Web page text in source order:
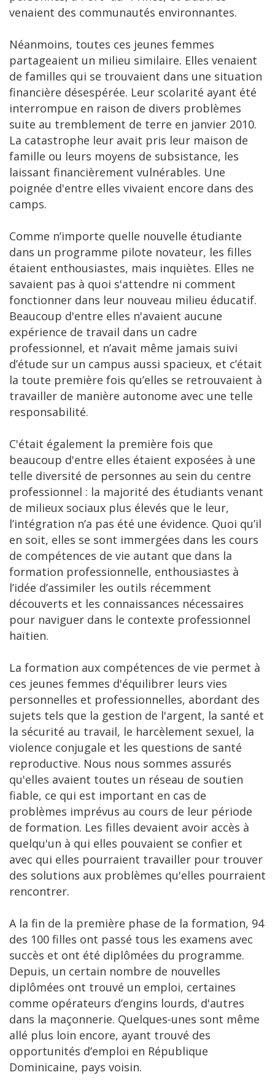
venaient des communautés environnantes.
Néanmoins, toutes ces jeunes femmes
partageaient un milieu similaire. Elles venaient
de familles qui se trouvaient dans une situation
financière désespérée. Leur scolarité ayant été
interrompue en raison de divers problèmes
suite au tremblement de terre en janvier 2010.
La catastrophe leur avait pris leur maison de
famille ou leurs moyens de subsistance, les
laissant financièrement vulnérables. Une
poignée d'entre elles vivaient encore dans des
camps.
Comme n’importe quelle nouvelle étudiante
dans un programme pilote novateur, les filles
étaient enthousiastes, mais inquiètes. Elles ne
savaient pas à quoi s'attendre ni comment
fonctionner dans leur nouveau milieu éducatif.
Beaucoup d'entre elles n'avaient aucune
expérience de travail dans un cadre
professionnel, et n’avait même jamais suivi
d’étude sur un campus aussi spacieux, et c’était
la toute première fois qu’elles se retrouvaient à
travailler de manière autonome avec une telle
responsabilité.
C'était également la première fois que
beaucoup d'entre elles étaient exposées à une
telle diversité de personnes au sein du centre
professionnel : la majorité des étudiants venant
de milieux sociaux plus élevés que le leur,
l’intégration n’a pas été une évidence. Quoi qu’il
en soit, elles se sont immergées dans les cours
de compétences de vie autant que dans la
formation professionnelle, enthousiastes à
l’idée d’assimiler les outils récemment
découverts et les connaissances nécessaires
pour naviguer dans le contexte professionnel
haïtien.
La formation aux compétences de vie permet à
ces jeunes femmes d'équilibrer leurs vies
personnelles et professionnelles, abordant des
sujets tels que la gestion de l'argent, la santé et
la sécurité au travail, le harcèlement sexuel, la
violence conjugale et les questions de santé
reproductive. Nous nous sommes assurés
qu'elles avaient toutes un réseau de soutien
fiable, ce qui est important en cas de
problèmes imprévus au cours de leur période
de formation. Les filles devaient avoir accès à
quelqu'un à qui elles pouvaient se confier et
avec qui elles pourraient travailler pour trouver
des solutions aux problèmes qu'elles pourraient
rencontrer.
A la fin de la première phase de la formation, 94
des 100 filles ont passé tous les examens avec
succès et ont été diplômées du programme.
Depuis, un certain nombre de nouvelles
diplômées ont trouvé un emploi, certaines
comme opérateurs d’engins lourds, d'autres
dans la maçonnerie. Quelques-unes sont même
allé plus loin encore, ayant trouvé des
opportunités d’emploi en République
Dominicaine, pays voisin.